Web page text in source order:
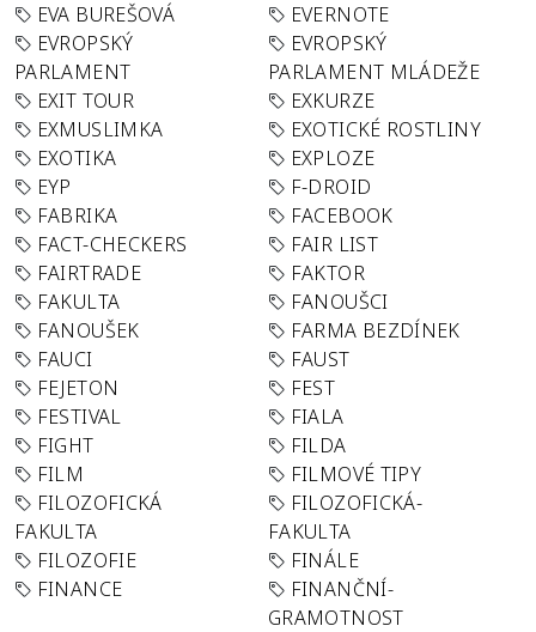
EVA BUREŠOVÁ
EVERNOTE
EVROPSKÝ
PARLAMENT
EVROPSKÝ
PARLAMENT MLÁDEŽE
EXIT TOUR
EXKURZE
EXMUSLIMKA
EXOTICKÉ ROSTLINY
EXOTIKA
EXPLOZE
EYP
F-DROID
FABRIKA
FACEBOOK
FACT-CHECKERS
FAIR LIST
FAIRTRADE
FAKTOR
FAKULTA
FANOUŠCI
FANOUŠEK
FARMA BEZDÍNEK
FAUCI
FAUST
FEJETON
FEST
FESTIVAL
FIALA
FIGHT
FILDA
FILM
FILMOVÉ TIPY
FILOZOFICKÁ
FAKULTA
FILOZOFICKÁ-
FAKULTA
FILOZOFIE
FINÁLE
FINANCE
FINANČNÍ-
GRAMOTNOST